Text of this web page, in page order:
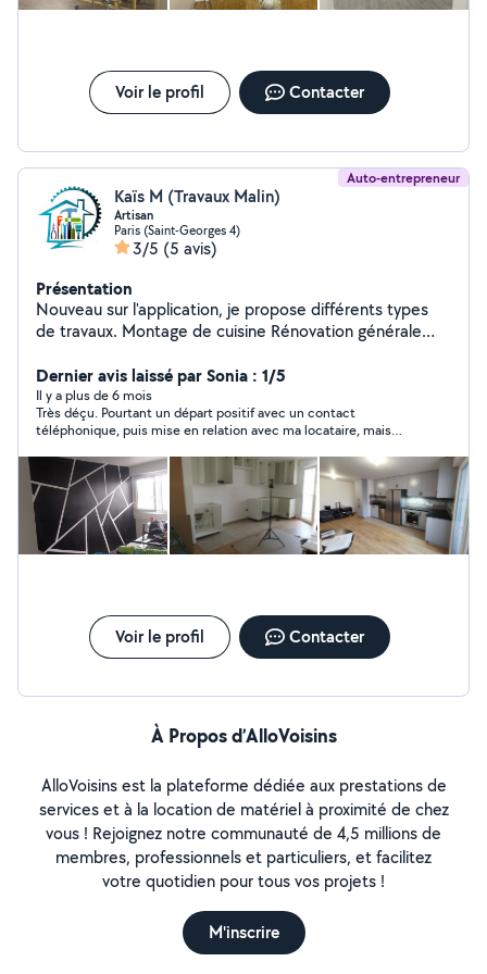
adaptés à votre projet Devis gratuit et réponse rapide
Zone d'intervention : La Région Parisienne 92 et 78
Contactez-moi dès maintenant pour un devis ou plus
Voir le profil Contacter
Auto-entrepreneur
Kaïs M (Travaux Malin)
Artisan
Paris (Saint-Georges 4)
3/5 (5 avis)
Présentation
Nouveau sur l'application, je propose différents types
de travaux. Montage de cuisine Rénovation générale
Sanitaires Plâtrerie Peinture Menuiseries
intérieur/extérieur Salle de bains Plomberie/chauffage
Combles aménagés etc, etc.
Dernier avis laissé par Sonia : 1/5
Il y a plus de 6 mois
Très déçu. Pourtant un départ positif avec un contact
téléphonique, puis mise en relation avec ma locataire, mais
rappeler pour une nouvelle prise de rdv…. Puis ne donne plus de
nouvelles, malgré un petit texto : »je vous rappelle », mais rien
malgré plusieurs rappels et attente. Pas sérieux du tout, je ne
conseil pas. J’aurai tout simplement apprécié qu’il me dise
simplement qu’il n’est plus intéressé plutôt que de me faire
perdre mon temps
Voir le profil Contacter
À Propos d’AlloVoisins
AlloVoisins est la plateforme dédiée aux prestations de
services et à la location de matériel à proximité de chez
vous ! Rejoignez notre communauté de 4,5 millions de
membres, professionnels et particuliers, et facilitez
votre quotidien pour tous vos projets !
M'inscrire